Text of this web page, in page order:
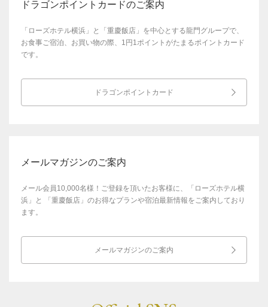
ドラゴンポイントカードのご案内
「ローズホテル横浜」と「重慶飯店」を中心とする龍門グループで、
お食事ご宿泊、お買い物の際、1円1ポイントがたまるポイントカード
です。
ドラゴンポイントカード
メールマガジンのご案内
メール会員10,000名様！ご登録を頂いたお客様に、「ローズホテル横
浜」と
「重慶飯店」のお得なプランや宿泊最新情報をご案内しており
ます。
メールマガジンのご案内